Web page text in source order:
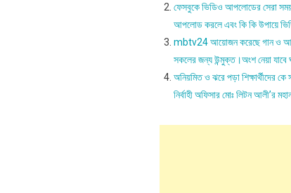
ফেসবুকে ভিডিও আপলোডের সেরা
আপলোড করলে এবং কি কি উপায়ে
mbtv24 আয়োজন করেছে গান ও
সকলের জন্য উন্মুক্ত।অংশ নেয়া যাবে
অনিয়মিত ও ঝরে পড়া শিক্ষার্থীদের
নির্বাহী অফিসার মোঃ লিটন আলী’র